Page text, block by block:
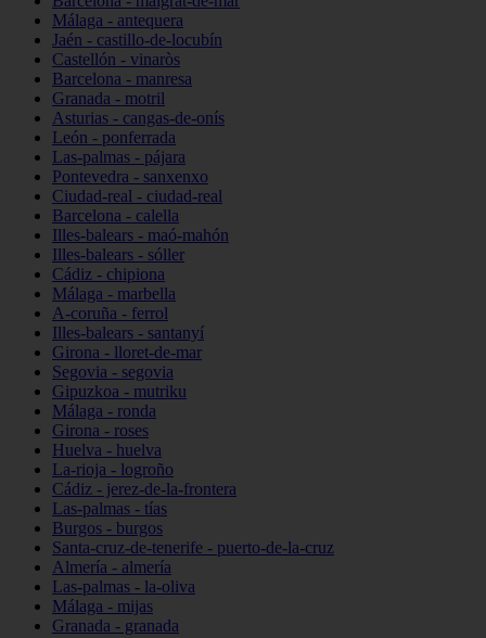
Málaga - antequera
Jaén - castillo-de-locubín
Castellón - vinaròs
Barcelona - manresa
Granada - motril
Asturias - cangas-de-onís
León - ponferrada
Las-palmas - pájara
Pontevedra - sanxenxo
Ciudad-real - ciudad-real
Barcelona - calella
Illes-balears - maó-mahón
Illes-balears - sóller
Cádiz - chipiona
Málaga - marbella
A-coruña - ferrol
Illes-balears - santanyí
Girona - lloret-de-mar
Segovia - segovia
Gipuzkoa - mutriku
Málaga - ronda
Girona - roses
Huelva - huelva
La-rioja - logroño
Cádiz - jerez-de-la-frontera
Las-palmas - tías
Burgos - burgos
Santa-cruz-de-tenerife - puerto-de-la-cruz
Almería - almería
Las-palmas - la-oliva
Málaga - mijas
Granada - granada